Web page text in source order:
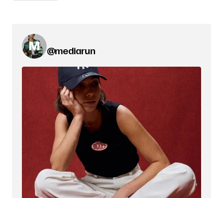
@mediarun